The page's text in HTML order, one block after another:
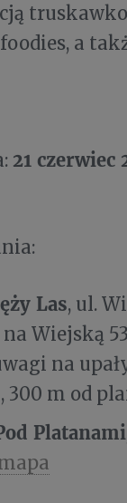
a
21 czerwiec
Las, ul.
Wiejską
na
300 m od
Platanami